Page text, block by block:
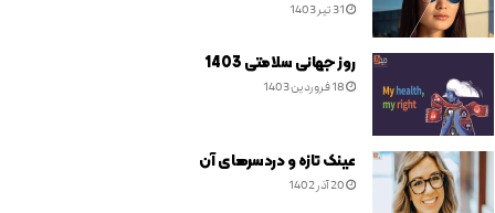
31 تیر 1403
روز جهانی سلامتی 1403
18 فروردین 1403
عینک تازه و دردسرهای آن
20 آذر 1402